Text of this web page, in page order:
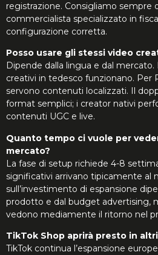
registrazione. Consigliamo sempre
commercialista specializzato in
configurazione corretta.
Posso usare gli stessi video
Dipende dalla lingua e dal mercato.
creativi in tedesco funzionano. Per
servono contenuti localizzati. Il
format semplici; i creator nativi
contenuti UGC e live.
Quanto tempo ci vuole per
mercato?
La fase di setup richiede 4-8
significativi arrivano tipicamente al
sull’investimento di espansione
prodotto e dal budget advertising,
vedono mediamente il ritorno nel
TikTok Shop aprirà presto in altri
TikTok continua l’espansione